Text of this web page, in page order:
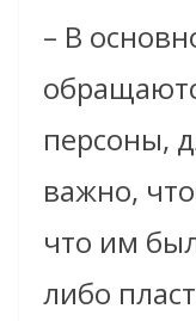
– В
персоны,
важно,
что им
либо